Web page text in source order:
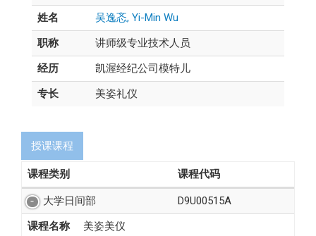
姓名
吴逸忞, Yi-Min Wu
职称
讲师级专业技术人员
经历
凯渥经纪公司模特儿
专长
美姿礼仪
授课课程
课程类别 课程代码
大学日间部
D9U00515A
课程名称
美姿美仪